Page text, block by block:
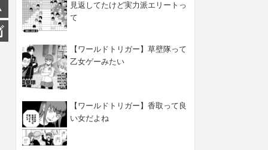
見返してたけど実力派エリートっ
て
【ワールドトリガー】草壁隊って
乙女ゲーみたい
【ワールドトリガー】香取って良
い女だよね